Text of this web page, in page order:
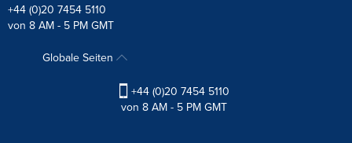
+44 (0)20 7454 5110
von 8 AM - 5 PM GMT
Globale Seiten
+44 (0)20 7454 5110
von 8 AM - 5 PM GMT